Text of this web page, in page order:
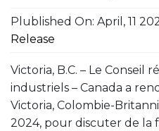
Plublished On: April, 11
Release
Victoria, B.C. – Le Conseil
industriels – Canada a
Victoria, Colombie-
2024, pour discuter de la